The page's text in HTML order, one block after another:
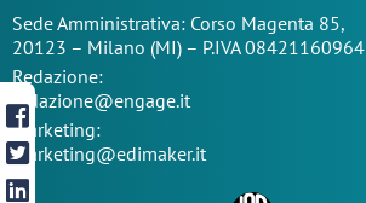
SedeAmministrativa: Corso Magenta 85,
20123 – Milano (MI) – P.IVA 08421160964
Redazione:
redazione@engage.it
Marketing:
marketing@edimaker.it